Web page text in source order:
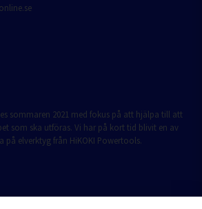
sommaren 2021 med fokus på att hjälpa till att
som ska utföras. Vi har på kort tid blivit en av
på elverktyg från HiKOKI Powertools.